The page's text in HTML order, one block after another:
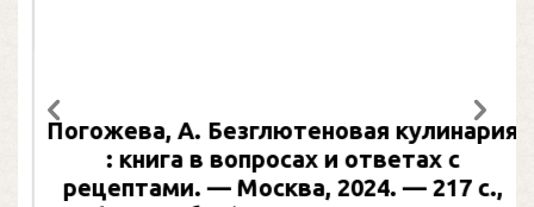
Погожева, А. Безглютеновая кулинария
: книга в вопросах и ответах с
рецептами. — Москва, 2024. — 217 с.,
Предыдущий